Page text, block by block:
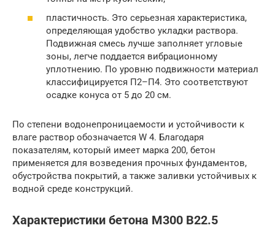
пластичность. Это серьезная характеристика,
определяющая удобство укладки раствора.
Подвижная смесь лучше заполняет угловые
зоны, легче поддается вибрационному
уплотнению. По уровню подвижности материал
классифицируется П2–П4. Это соответствуют
осадке конуса от 5 до 20 см.
По степени водонепроницаемости и устойчивости к
влаге раствор обозначается W 4. Благодаря
показателям, который имеет марка 200, бетон
применяется для возведения прочных фундаментов,
обустройства покрытий, а также заливки устойчивых к
водной среде конструкций.
Характеристики бетона М300 В22.5